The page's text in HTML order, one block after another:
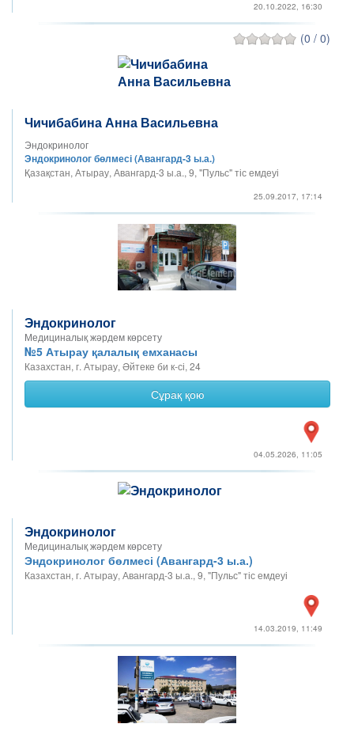
20.10.2022, 16:30
(0 / 0)
Чичибабина Анна Васильевна
Эндокринолог
Эндокринолог бөлмесі (Авангард-3 ы.а.)
Қазақстан, Атырау, Авангард-3 ы.а., 9, "Пульс" тіс емдеуі
25.09.2017, 17:14
Эндокринолог
Медициналық жәрдем көрсету
№5 Атырау қалалық емханасы
Казахстан, г. Атырау, Әйтеке би к-сі, 24
Сұрақ қою
04.05.2026, 11:05
Эндокринолог
Медициналық жәрдем көрсету
Эндокринолог бөлмесі (Авангард-3 ы.а.)
Казахстан, г. Атырау, Авангард-3 ы.а., 9, "Пульс" тіс емдеуі
14.03.2019, 11:49